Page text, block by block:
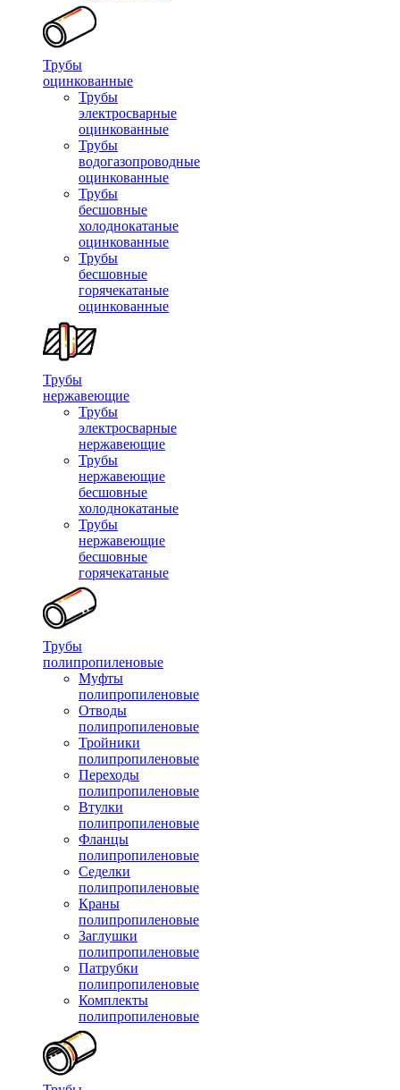
Трубы
оцинкованные
Трубы
электросварные
оцинкованные
Трубы
водогазопроводные
оцинкованные
Трубы
бесшовные
холоднокатаные
оцинкованные
Трубы
бесшовные
горячекатаные
оцинкованные
Трубы
нержавеющие
Трубы
электросварные
нержавеющие
Трубы
нержавеющие
бесшовные
холоднокатаные
Трубы
нержавеющие
бесшовные
горячекатаные
Трубы
полипропиленовые
Муфты
полипропиленовые
Отводы
полипропиленовые
Тройники
полипропиленовые
Переходы
полипропиленовые
Втулки
полипропиленовые
Фланцы
полипропиленовые
Седелки
полипропиленовые
Краны
полипропиленовые
Заглушки
полипропиленовые
Патрубки
полипропиленовые
Комплекты
полипропиленовые